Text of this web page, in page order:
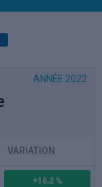
ANNÉE 2022
VARIATION
+16,2 %